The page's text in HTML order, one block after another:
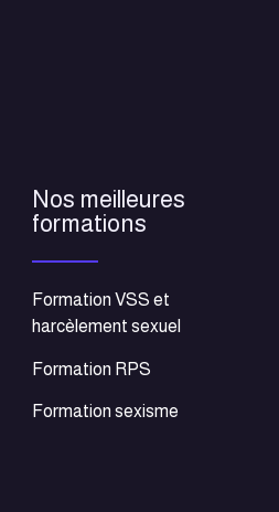
Nos meilleures
formations
Formation VSS et
harcèlement sexuel
Formation RPS
Formation sexisme